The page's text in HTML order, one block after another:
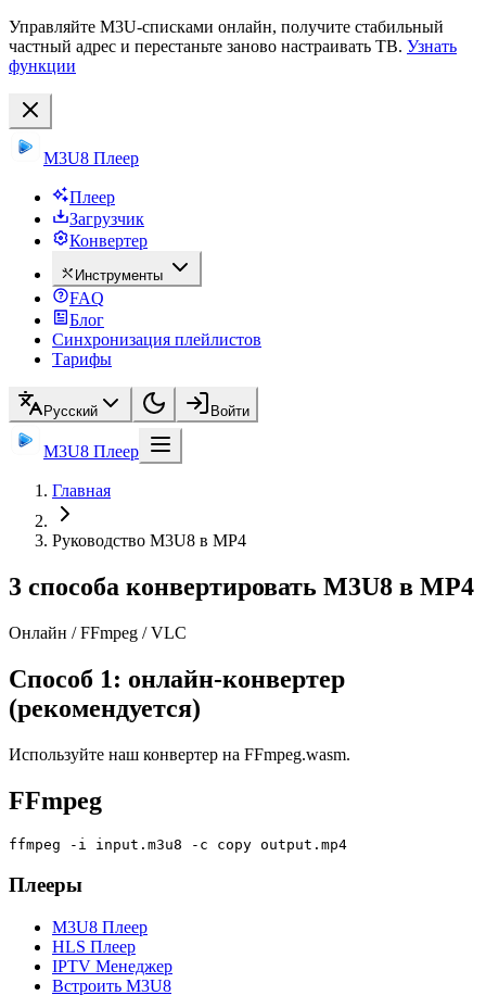
Управляйте M3U-списками онлайн, получите стабильный
частный адрес и перестаньте заново настраивать ТВ. Узнать
функции
M3U8 Плеер
Плеер
Загрузчик
Конвертер
Инструменты
FAQ
Блог
Синхронизация плейлистов
Тарифы
Русский Войти
M3U8 Плеер
Главная
Руководство M3U8 в MP4
3 способа конвертировать M3U8 в MP4
Онлайн / FFmpeg / VLC
Способ 1: онлайн-конвертер
(рекомендуется)
Используйте наш конвертер на FFmpeg.wasm.
FFmpeg
ffmpeg -i input.m3u8 -c copy output.mp4
Плееры
M3U8 Плеер
HLS Плеер
IPTV Менеджер
Встроить M3U8